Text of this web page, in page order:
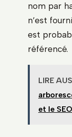
nom par
n’est
est
référencé.
LIRE
et le SEO